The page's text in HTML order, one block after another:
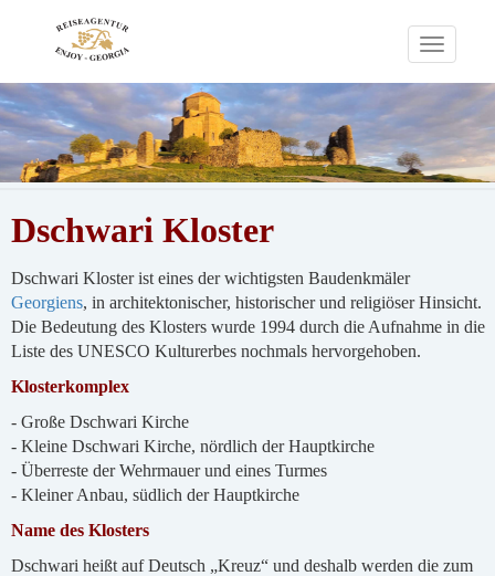
Toggle
Dschwari Kloster
Dschwari Kloster ist eines der wichtigsten Baudenkmäler
Georgiens, in architektonischer, historischer und religiöser Hinsicht.
Die Bedeutung des Klosters wurde 1994 durch die Aufnahme in die
Liste des UNESCO Kulturerbes nochmals hervorgehoben.
Klosterkomplex
- Große Dschwari Kirche
- Kleine Dschwari Kirche, nördlich der Hauptkirche
- Überreste der Wehrmauer und eines Turmes
- Kleiner Anbau, südlich der Hauptkirche
Name des Klosters
Dschwari heißt auf Deutsch „Kreuz“ und deshalb werden die zum